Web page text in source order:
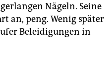
Nägeln. Seine
an, peng. Wenig später
Beleidigungen in